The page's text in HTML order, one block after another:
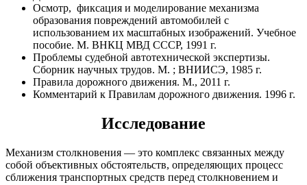
Осмотр, фиксация и моделирование механизма
образования повреждений автомобилей с
использованием их масштабных изображений. Учебное
пособие. М. ВНКЦ МВД СССР, 1991 г.
Проблемы судебной автотехнической экспертизы.
Сборник научных трудов. М. ; ВНИИСЭ, 1985 г.
Правила дорожного движения. М., 2011 г.
Комментарий к Правилам дорожного движения. 1996 г.
Исследование
Механизм столкновения — это комплекс связанных между
собой объективных обстоятельств, определяющих процесс
сближения транспортных средств перед столкновением и